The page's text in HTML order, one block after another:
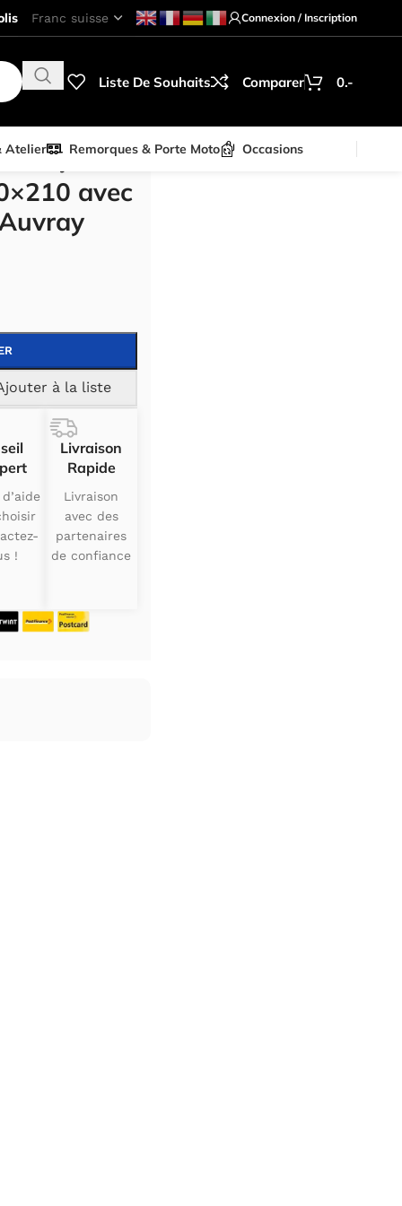
Connexion / Inscription
Liste De Souhaits Comparer 0.-
Atelier Remorques & Porte Moto Occasions
avec
à la liste
!
Livraison
Rapide
Livraison
avec des
partenaires
de confiance